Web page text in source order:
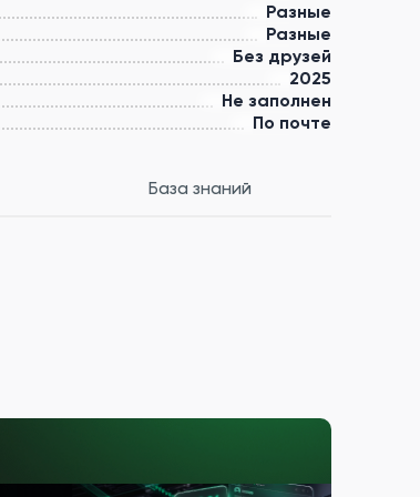
Разные
Разные
Без друзей
2025
Не заполнен
По почте
База знаний